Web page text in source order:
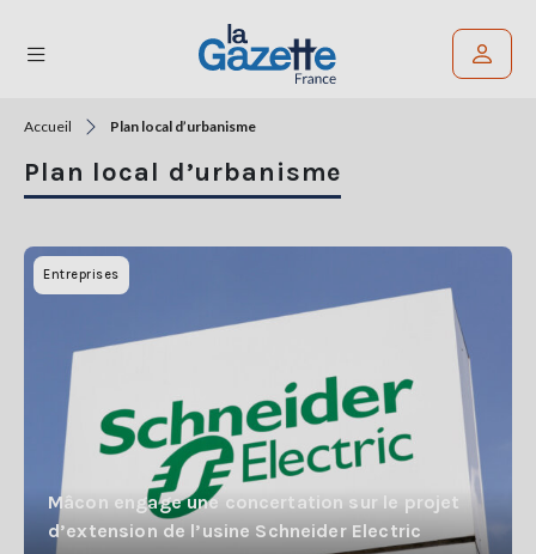
THÉMATIQUES
RÉGIONS
TENDANCES
SERVICES
GAZETTE
Accueil Plan local d’urbanisme
Plan local d’urbanisme
Entreprises
Mâcon engage une concertation sur le projet
d’extension de l’usine Schneider Electric